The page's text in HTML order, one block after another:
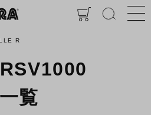
R
覧